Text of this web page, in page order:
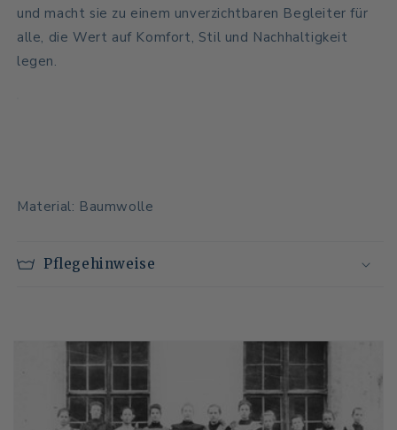
und macht sie zu einem unverzichtbaren Begleiter für
alle, die Wert auf Komfort, Stil und Nachhaltigkeit
legen.
Material: Baumwolle
Pflegehinweise